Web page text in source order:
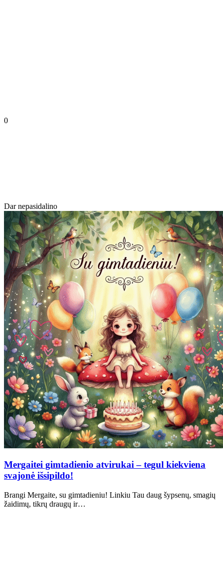
0
Dar nepasidalino
Mergaitei gimtadienio atvirukai – tegul kiekviena
svajonė išsipildo!
Brangi Mergaite, su gimtadieniu! Linkiu Tau daug šypsenų, smagių
žaidimų, tikrų draugų ir…